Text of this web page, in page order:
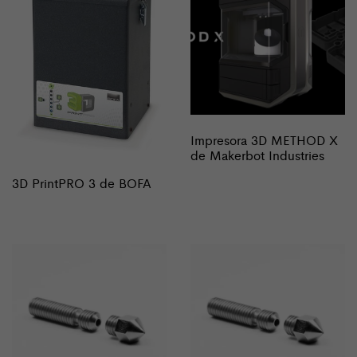
3D PrintPRO 3 de BOFA
Impresora 3D METHOD X
de Makerbot Industries